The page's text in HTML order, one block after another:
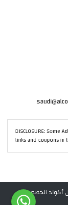
DISCLOSURE:
links and coupons in
أكواد الخصم في